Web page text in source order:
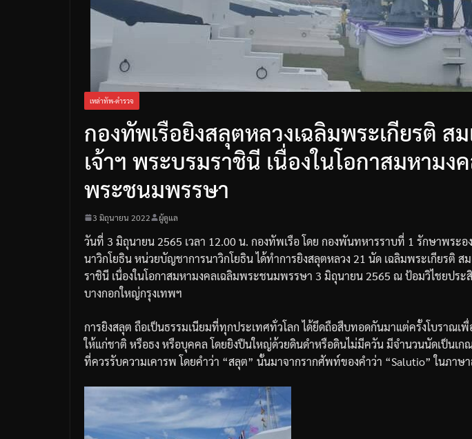
เหล่าทัพ-ตำรวจ
กองทัพเรือยิงสลุตหลวงเฉลิมพระเกียรติ ส
เจ้าฯ พระบรมราชินี เนื่องในโอกาสมหามง
พระชนมพรรษา
3 มิถุนายน 2022 ผู้ดูแล
วันที่ 3 มิถุนายน 2565 เวลา 12.00น. กองทัพเรือโดย กองพันทหารราบที่ 1 รักษาพระอ
นาวิกโยธินหน่วยบัญชาการนาวิกโยธินได้ทำการยิงสลุตหลวง 21 นัด เฉลิมพระเกียรติ ส
ราชินี เนื่องในโอกาสมหามงคลเฉลิมพระชนมพรรษา 3 มิถุนายน 2565 ณป้อมวิไชยประ
บางกอกใหญ่กรุงเทพฯ
การยิงสลุต ถือเป็นธรรมเนียมที่ทุกประเทศทั่วโลก ได้ยึดถือสืบทอดกันมาแต่ครั้งโบราณเพื่
ให้แก่ชาติ หรือธง หรือบุคคล โดยยิงปืนใหญ่ด้วยดินดำหรือดินไม่มีควันมีจำนวนนัดเป็นเก
ที่ควรรับความเคารพ โดยคำว่า “สลุต” นั้นมาจากรากศัพท์ของคำว่า “Salutio”ในภาษ